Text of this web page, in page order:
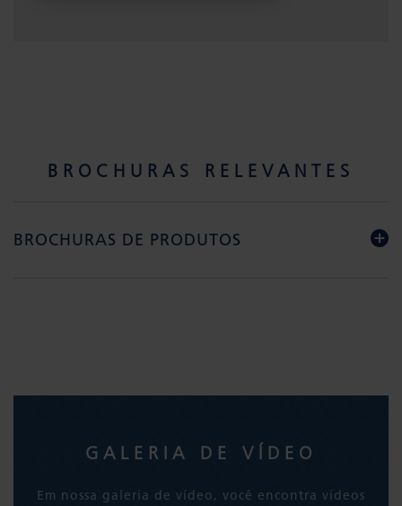
BROCHURAS RELEVANTES
BROCHURAS DE PRODUTOS
GALERIA DE VÍDEO
Em nossa galeria de vídeo, você encontra vídeos